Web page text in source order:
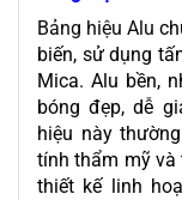
Bảng hiệu Alu
biến, sử dụng
Mica. Alu bền,
bóng đẹp, dễ
hiệu này
tính thẩm mỹ và
thiết kế linh